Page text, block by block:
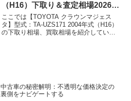
（H16）下取り＆査定相場2026年
8月！
ここでは【TOYOTA クラウンマジェス
タ】型式：TA-UZS171 2004年式（H16）
の下取り相場、買取相場を紹介していま
中古車の秘密解明：不透明な価格決定の
裏側をナビゲートする